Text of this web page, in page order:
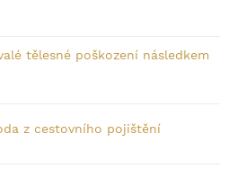
tělesné poškození následkem
z cestovního pojištění